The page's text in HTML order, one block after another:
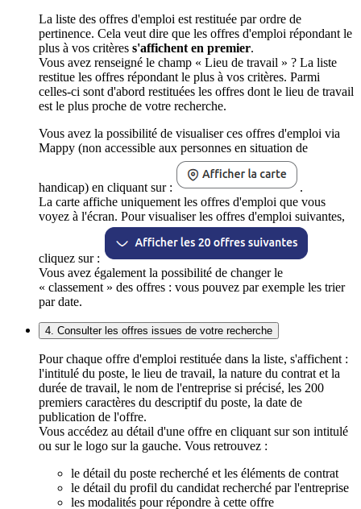
La liste des offres d'emploi est restituée par ordre de
pertinence. Cela veut dire que les offres d'emploi répondant le
plus à vos critères s'affichent en premier.
Vous avez renseigné le champ « Lieu de travail » ? La liste
restitue les offres répondant le plus à vos critères. Parmi
celles-ci sont d'abord restituées les offres dont le lieu de travail
est le plus proche de votre recherche.
Vous avez la possibilité de visualiser ces offres d'emploi via
Mappy (non accessible aux personnes en situation de
handicap) en cliquant sur :
.
La carte affiche uniquement les offres d'emploi que vous
voyez à l'écran. Pour visualiser les offres d'emploi suivantes,
cliquez sur :
Vous avez également la possibilité de changer le
« classement » des offres : vous pouvez par exemple les trier
par date.
4. Consulter les offres issues de votre recherche
Pour chaque offre d'emploi restituée dans la liste, s'affichent :
l'intitulé du poste, le lieu de travail, la nature du contrat et la
durée de travail, le nom de l'entreprise si précisé, les 200
premiers caractères du descriptif du poste, la date de
publication de l'offre.
Vous accédez au détail d'une offre en cliquant sur son intitulé
ou sur le logo sur la gauche. Vous retrouvez :
le détail du poste recherché et les éléments de contrat
le détail du profil du candidat recherché par l'entreprise
les modalités pour répondre à cette offre